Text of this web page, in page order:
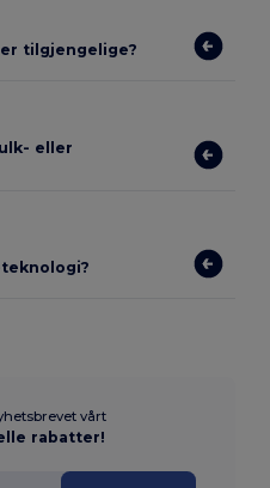
tilgjengelige?
eller
teknologi?
vårt
rabatter!